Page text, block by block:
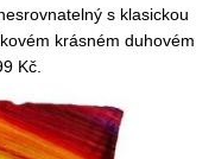
s klasickou
krásném duhovém
Kč.